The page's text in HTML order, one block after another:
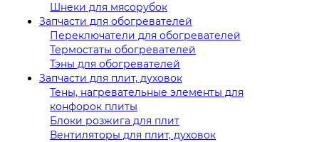
Шнеки для мясорубок
Запчасти для обогревателей
Переключатели для обогревателей
Термостаты обогревателей
Тэны для обогревателей
Запчасти для плит, духовок
Тены, нагревательные элементы для
конфорок плиты
Блоки розжига для плит
Вентиляторы для плит, духовок